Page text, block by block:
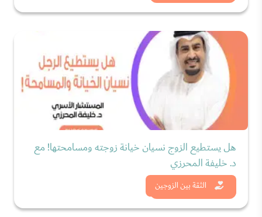
الثقة بين الزوجين
هل يستطيع الزوج نسيان خيانة زوجته ومسامحتها! مع
د. خليفة المحرزي
شاهد الان